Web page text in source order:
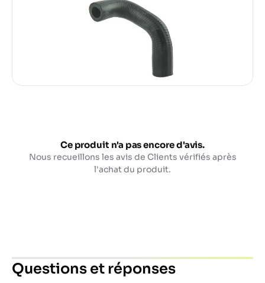
Ce produit n'a pas encore d'avis.
Nous recueillons les avis de Clients vérifiés après
l'achat du produit.
Questions et réponses